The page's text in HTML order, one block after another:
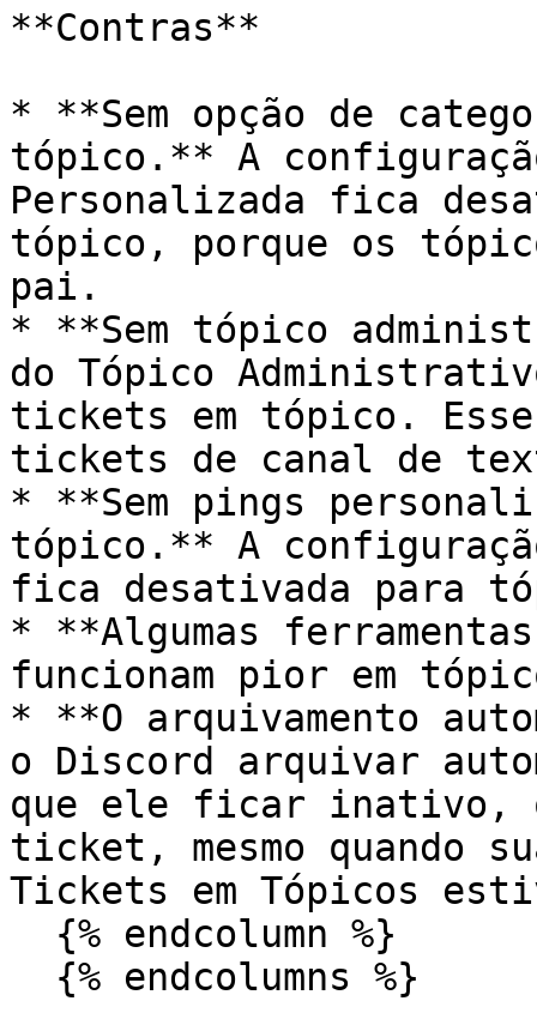
**Contras**
* **Sem opção de
tópico.** A
Personalizada fica
tópico, porque os
pai.
* **Sem tópico
do Tópico
tickets em tópico.
tickets de canal de
* **Sem pings
tópico.** A
fica desativada para
* **Algumas
funcionam pior em
* **O arquivamento
o Discord arquivar
que ele ficar inativo,
ticket, mesmo quando
Tickets em Tópicos